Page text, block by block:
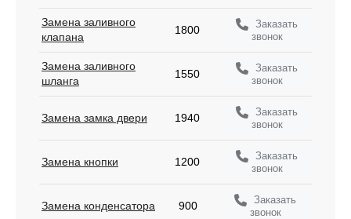
Замена заливного
клапана
1800
Заказать
звонок
Замена заливного
шланга
1550
Заказать
звонок
Замена замка двери 1940
Заказать
звонок
Замена кнопки 1200
Заказать
звонок
Замена конденсатора 900
Заказать
звонок